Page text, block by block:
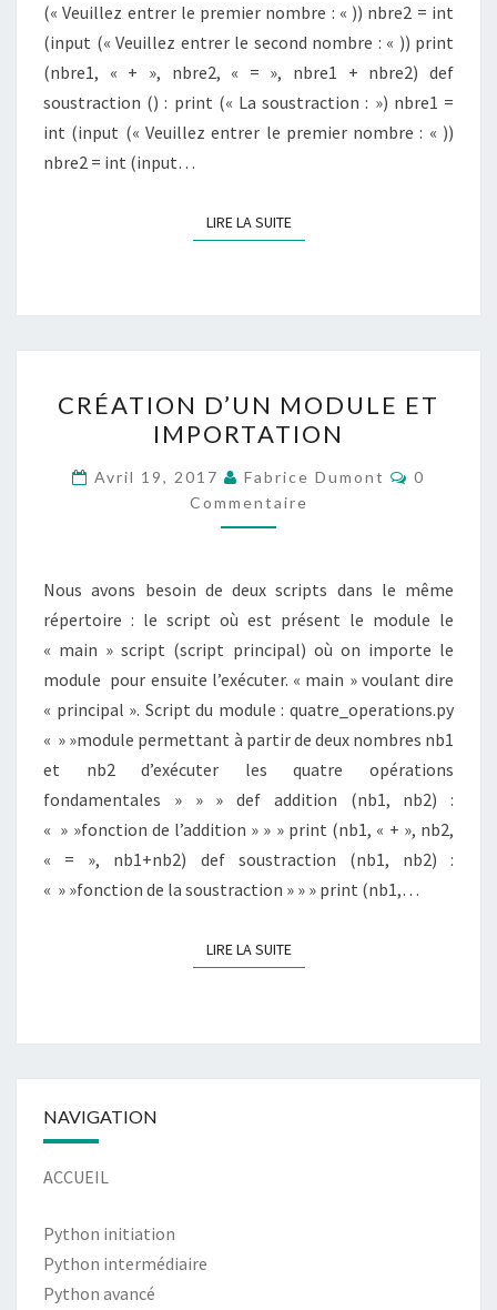
(« Veuillez entrer le premier nombre : « )) nbre2 = int
(input (« Veuillez entrer le second nombre : « )) print
(nbre1, « + », nbre2, « = », nbre1 + nbre2) def
soustraction () : print (« La soustraction : ») nbre1 =
int (input (« Veuillez entrer le premier nombre : « ))
nbre2 = int (input…
LIRE LA SUITELIRE LA SUITE
D’UN
MODULE
ET
IMPORTATION
CRÉATION D’UN MODULE ET
IMPORTATION
Avril 19, 2017 Fabrice Dumont
0
Commentaire
Nous avons besoin de deux scripts dans le même
répertoire : le script où est présent le module le
« main » script (script principal) où on importe le
module pour ensuite l’exécuter. « main » voulant dire
« principal ». Script du module : quatre_operations.py
« » »module permettant à partir de deux nombres nb1
et nb2 d’exécuter les quatre opérations
fondamentales » » » def addition (nb1, nb2) :
« » »fonction de l’addition » » » print (nb1, « + », nb2,
« = », nb1+nb2) def soustraction (nb1, nb2) :
« » »fonction de la soustraction » » » print (nb1,…
LIRE LA SUITELIRE LA SUITE
NAVIGATION
ACCUEIL
Python initiation
Python intermédiaire
Python avancé